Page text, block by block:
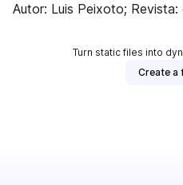
Autor: Luis Peixoto;
Turn static files into
Create a